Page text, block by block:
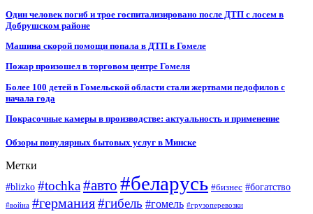
Один человек погиб и трое госпитализировано после ДТП с лосем в
Добрушском районе
Машина скорой помощи попала в ДТП в Гомеле
Пожар произошел в торговом центре Гомеля
Более 100 детей в Гомельской области стали жертвами педофилов с
начала года
Покрасочные камеры в производстве: актуальность и применение
Обзоры популярных бытовых услуг в Минске
Метки
#blizko #tochka#авто #беларусь #бизнес #богатство
#война #германия#гибель #гомель #грузоперевозки